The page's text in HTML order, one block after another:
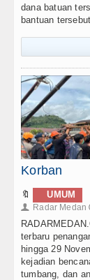
dana batuan
bantuan
Korban
🔖 UMUM
👤 Radar Medan
terbaru
hingga 29
kejadian
tumbang, dan